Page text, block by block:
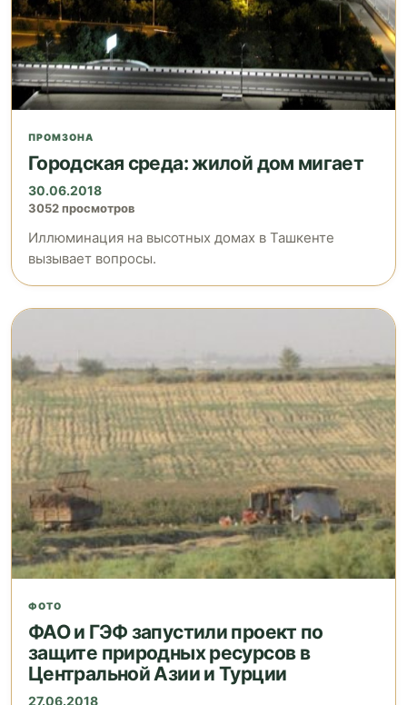
ПРОМЗОНА
Городская среда: жилой дом мигает
30.06.2018
3052 просмотров
Иллюминация на высотных домах в Ташкенте
вызывает вопросы.
ФОТО
ФАО и ГЭФ запустили проект по
защите природных ресурсов в
Центральной Азии и Турции
27.06.2018